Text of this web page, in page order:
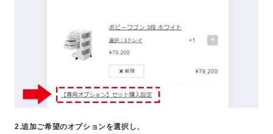
2.追加ご希望のオプションを選択し、